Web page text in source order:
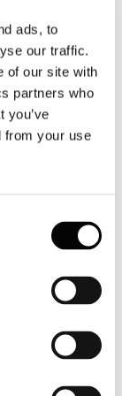
ads, to
our traffic.
of our site with
partners who
you’ve
from your use
manca personale
ma la
di attrarre e
italiani
in questo mese,
al caldo e alla
su due, ovvero